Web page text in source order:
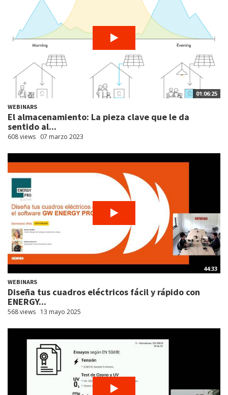
01:06:25
WEBINARS
El almacenamiento: La pieza clave que le da
sentido al...
608 views 07 marzo 2023
44:33
WEBINARS
Diseña tus cuadros eléctricos fácil y rápido con
ENERGY...
568 views 13 mayo 2025